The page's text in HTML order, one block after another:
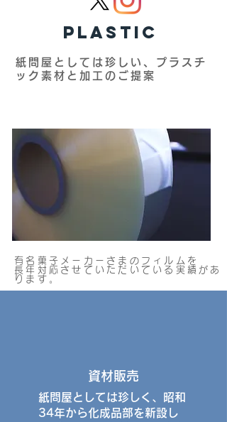
PLASTIC
紙問屋としては珍しい、プラスチ
ック素材と加工のご提案
有名菓子メーカーさまのフィルムを
​長年対応させていただいている実績があ
ります。
資材販売
紙問屋としては珍しく、昭和
34年から化成品部を新設し